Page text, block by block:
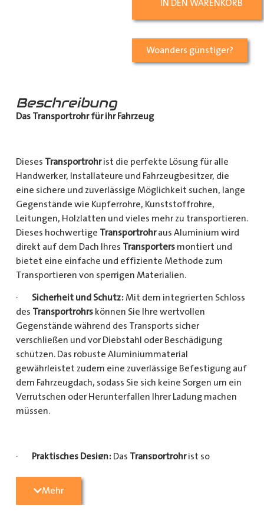
IN DEN WARENKORB
Woanders günstiger?
Beschreibung
Das Transportrohr für ihr Fahrzeug
Dieses Transportrohrist die perfekte Lösung für alle
Handwerker, Installateure und Fahrzeugbesitzer, die
eine sichere und zuverlässige Möglichkeit suchen, lange
Gegenstände wie Kupferrohre, Kunststoffrohre,
Leitungen, Holzlatten und vieles mehr zu transportieren.
Dieses hochwertige Transportrohraus Aluminium wird
direkt auf dem Dach Ihres Transportersmontiert und
bietet eine einfache und effiziente Methode zum
Transportieren von sperrigen Materialien.
· Sicherheit und Schutz: Mit dem integrierten Schloss
des Transportrohrskönnen Sie Ihre wertvollen
Gegenstände während des Transports sicher
verschließen und vor Diebstahl oder Beschädigung
schützen. Das robuste Aluminiummaterial
gewährleistet zudem eine zuverlässige Befestigung auf
dem Fahrzeugdach, sodass Sie sich keine Sorgen um ein
Verrutschen oder Herunterfallen Ihrer Ladung machen
müssen.
· Praktisches Design: Das Transportrohrist so
Gegenständen sicher und einfach transportieren kann
Mehr